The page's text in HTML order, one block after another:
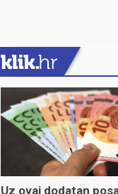
Uz ovaj dodatan